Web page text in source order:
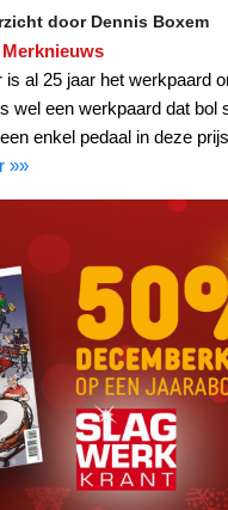
door Dennis Boxem
Merknieuws
is al 25 jaar het werkpaard
wel een werkpaard dat bol
enkel pedaal in deze
»»